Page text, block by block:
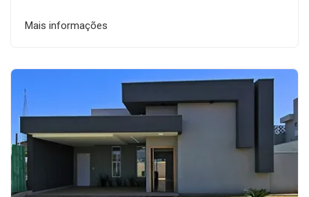
Mais informações